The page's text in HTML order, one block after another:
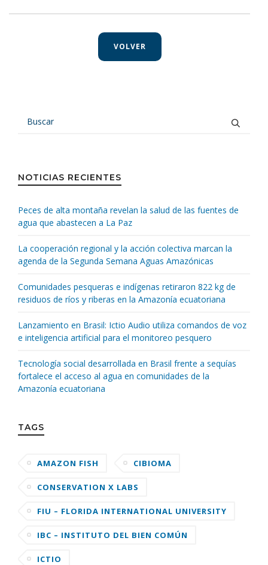
VOLVER
NOTICIAS RECIENTES
Peces de alta montaña revelan la salud de las fuentes de
agua que abastecen a La Paz
La cooperación regional y la acción colectiva marcan la
agenda de la Segunda Semana Aguas Amazónicas
Comunidades pesqueras e indígenas retiraron 822 kg de
residuos de ríos y riberas en la Amazonía ecuatoriana
Lanzamiento en Brasil: Ictio Audio utiliza comandos de voz
e inteligencia artificial para el monitoreo pesquero
Tecnología social desarrollada en Brasil frente a sequías
fortalece el acceso al agua en comunidades de la
Amazonía ecuatoriana
TAGS
AMAZON FISH CIBIOMA
CONSERVATION X LABS
FIU – FLORIDA INTERNATIONAL UNIVERSITY
IBC – INSTITUTO DEL BIEN COMÚN
ICTIO